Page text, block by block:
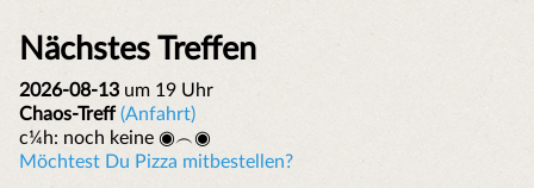
Nächstes Treffen
2026-08-13 um 19 Uhr
Chaos-Treff (Anfahrt)
c¼h: noch keine ◉︵◉
Möchtest Du Pizza mitbestellen?